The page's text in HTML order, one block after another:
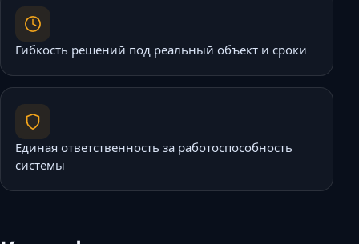
Гибкость решений под реальный объект и сроки
Единая ответственность за работоспособность
системы